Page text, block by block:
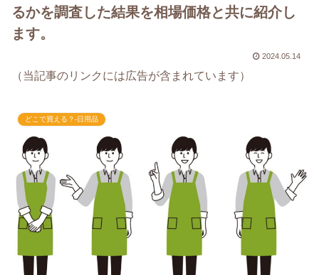
るかを調査した結果を相場価格と共に紹介し
ます。
2024.05.14
（当記事のリンクには広告が含まれています）
どこで買える？-日用品